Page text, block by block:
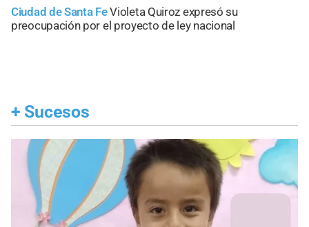
Ciudad de Santa FeVioleta Quiroz expresó su
preocupación por el proyecto de ley nacional
+ Sucesos